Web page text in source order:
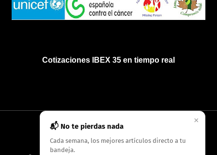
Cotizaciones IBEX 35 en tiempo real
INICIO QUIÉNES SOMOS POLÍTICA DE PRIVACIDAD
×
📬 No te pierdas nada
Cada semana, los mejores artículos directo a tu
bandeja.